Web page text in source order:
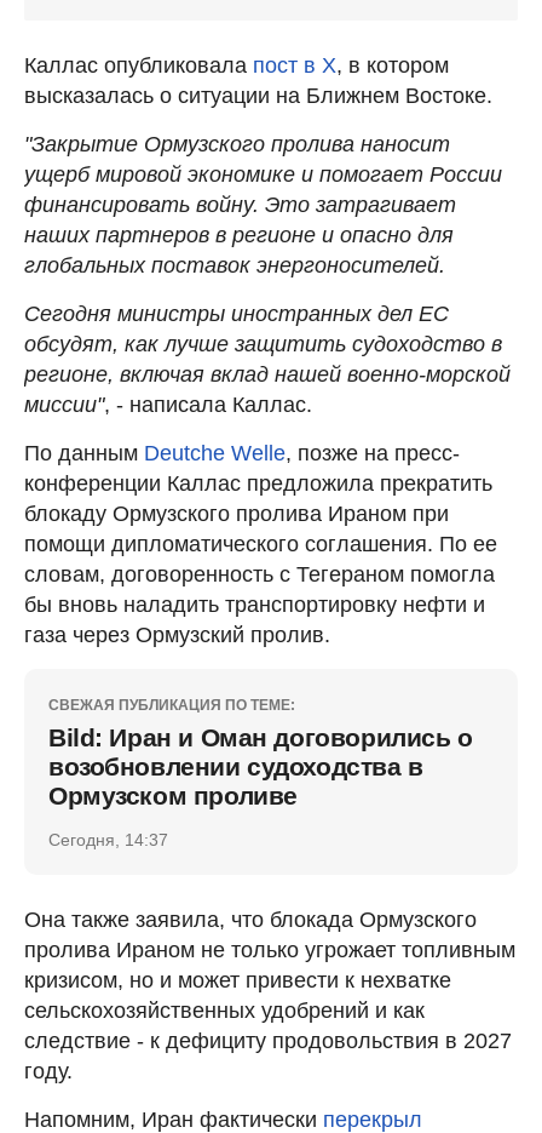
Каллас опубликовала пост в X, в котором
высказалась о ситуации на Ближнем Востоке.
"Закрытие Ормузского пролива наносит
ущерб мировой экономике и помогает России
финансировать войну. Это затрагивает
наших партнеров в регионе и опасно для
глобальных поставок энергоносителей.
Сегодня министры иностранных дел ЕС
обсудят, как лучше защитить судоходство в
регионе, включая вклад нашей военно-морской
миссии", - написала Каллас.
По данным Deutche Welle, позже на пресс-
конференции Каллас предложила прекратить
блокаду Ормузского пролива Ираном при
помощи дипломатического соглашения. По ее
словам, договоренность с Тегераном помогла
бы вновь наладить транспортировку нефти и
газа через Ормузский пролив.
СВЕЖАЯ ПУБЛИКАЦИЯ ПО ТЕМЕ:
Bild: Иран и Оман договорились о
возобновлении судоходства в
Ормузском проливе
Сегодня, 14:37
Она также заявила, что блокада Ормузского
пролива Ираном не только угрожает топливным
кризисом, но и может привести к нехватке
сельскохозяйственных удобрений и как
следствие - к дефициту продовольствия в 2027
году.
Напомним, Иран фактически перекрыл